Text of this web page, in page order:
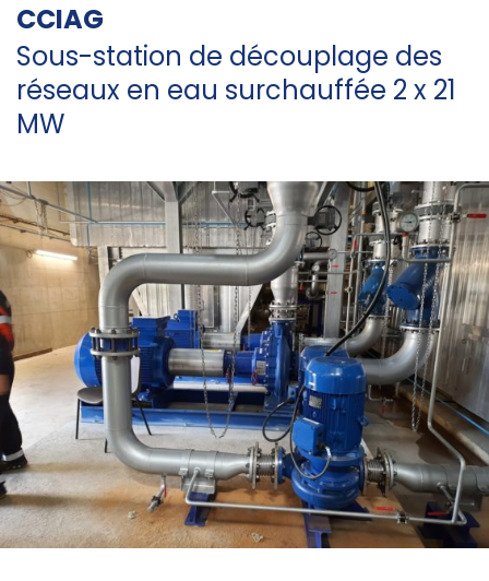
CCIAG
Sous-station de découplage des
réseaux en eau surchauffée 2 x 21
MW